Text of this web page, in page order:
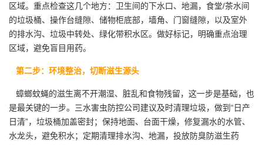
区域。重点检查这几个地方：卫生间的下水口、地漏，食堂/茶水间
的垃圾桶、操作台缝隙、储物柜底部，墙角、门窗缝隙，以及室外
的排水沟、垃圾中转处、绿化带积水区。做好标记，明确重点治理
区域，避免盲目用药。
第二步：环境整治，切断滋生源头
蟑螂蚊蝇的滋生离不开潮湿、脏乱和食物残留，这一步是基础，也
是最关键的一步。三水害虫防控公司建议及时清理垃圾，做到“日产
日清”，垃圾桶加盖密封；保持地面、台面干燥，修复漏水的水管、
水龙头，避免积水；定期清理排水沟、地漏，投放防臭防滋生药